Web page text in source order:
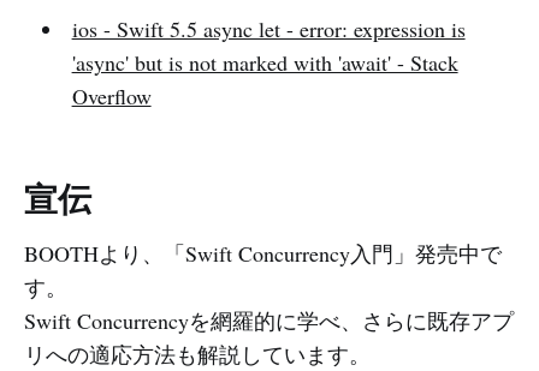
ios - Swift 5.5 async let - error: expression is
'async' but is not marked with 'await' - Stack
Overflow
宣伝
BOOTHより、「Swift Concurrency入門」発売中で
す。
Swift Concurrencyを網羅的に学べ、さらに既存アプ
リへの適応方法も解説しています。